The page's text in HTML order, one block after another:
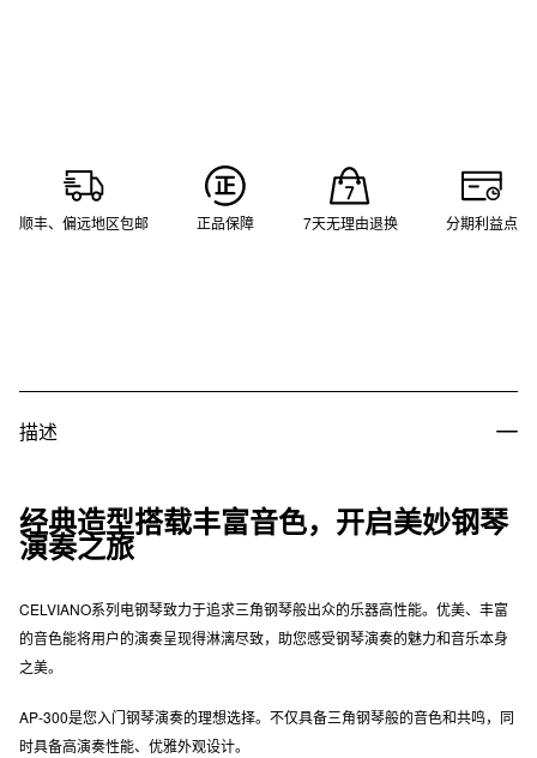
顺丰、偏远地区包邮 正品保障 7天无理由退换 分期利益点
描述
经典造型搭载丰富音色，开启美妙钢琴
演奏之旅
CELVIANO系列电钢琴致力于追求三角钢琴般出众的乐器高性能。优美、丰富
的音色能将用户的演奏呈现得淋漓尽致，助您感受钢琴演奏的魅力和音乐本身
之美。
AP-300是您入门钢琴演奏的理想选择。不仅具备三角钢琴般的音色和共鸣，同
时具备高演奏性能、优雅外观设计。